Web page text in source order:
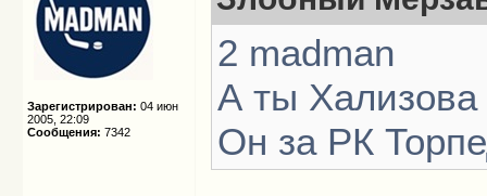
Зарегистрирован: 04 июн
2005, 22:09
Сообщения: 7342
2 madman
А ты Хализова
Он за РК